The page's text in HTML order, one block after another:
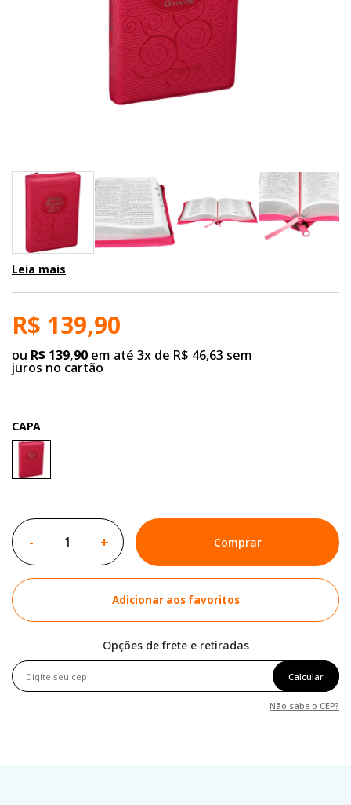
Leia mais
R$ 139,90
ou R$ 139,90 em até 3x de R$ 46,63 sem
juros no cartão
CAPA
- + Comprar
Adicionar aos favoritos
Opções de frete e retiradas
Calcular
Não sabe o CEP?